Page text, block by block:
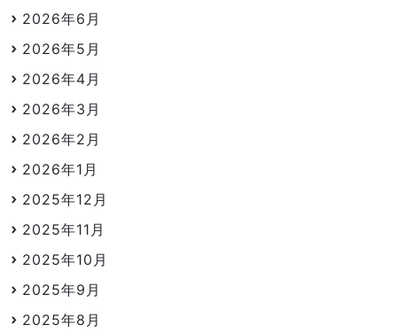
2026年6月
2026年5月
2026年4月
2026年3月
2026年2月
2026年1月
2025年12月
2025年11月
2025年10月
2025年9月
2025年8月